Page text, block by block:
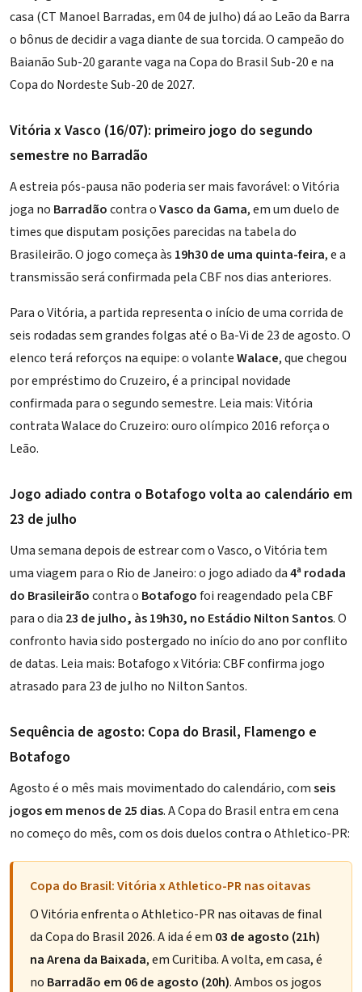
casa (CT Manoel Barradas, em 04 de julho) dá ao Leão da Barra
o bônus de decidir a vaga diante de sua torcida. O campeão do
Baianão Sub-20 garante vaga na Copa do Brasil Sub-20 e na
Copa do Nordeste Sub-20 de 2027.
Vitória x Vasco (16/07): primeiro jogo do segundo
semestre no Barradão
A estreia pós-pausa não poderia ser mais favorável: o Vitória
joga no Barradãocontra oVasco da Gama, em um duelo de
times que disputam posições parecidas na tabela do
Brasileirão. O jogo começa às 19h30 de uma quinta-feira, e a
transmissão será confirmada pela CBF nos dias anteriores.
Para o Vitória, a partida representa o início de uma corrida de
seis rodadas sem grandes folgas até o Ba-Vi de 23 de agosto. O
elenco terá reforços na equipe: o volanteWalace, que chegou
por empréstimo do Cruzeiro, é a principal novidade
confirmada para o segundo semestre. Leia mais:Vitória
contrata Walace do Cruzeiro: ouro olímpico 2016 reforça o
Leão.
Jogo adiado contra o Botafogo volta ao calendário em
23 de julho
Uma semana depois de estrear com o Vasco, o Vitória tem
uma viagem para o Rio de Janeiro: o jogo adiado da4ª rodada
do Brasileirãocontra o Botafogofoi reagendado pela CBF
para o dia 23 de julho, às 19h30, no Estádio Nilton Santos. O
confronto havia sido postergado no início do ano por conflito
de datas. Leia mais: Botafogo x Vitória: CBF confirma jogo
atrasado para 23 de julho no Nilton Santos.
Sequência de agosto: Copa do Brasil, Flamengo e
Botafogo
Agosto é o mês mais movimentado do calendário, comseis
jogos em menos de 25 dias. A Copa do Brasil entra em cena
no começo do mês, com os dois duelos contra o Athletico-PR:
Copa do Brasil: Vitória x Athletico-PR nas oitavas
O Vitória enfrenta o Athletico-PR nas oitavas de final
da Copa do Brasil 2026. A ida é em 03 de agosto (21h)
na Arena da Baixada, em Curitiba. A volta, em casa, é
no Barradão em 06 de agosto (20h). Ambos os jogos